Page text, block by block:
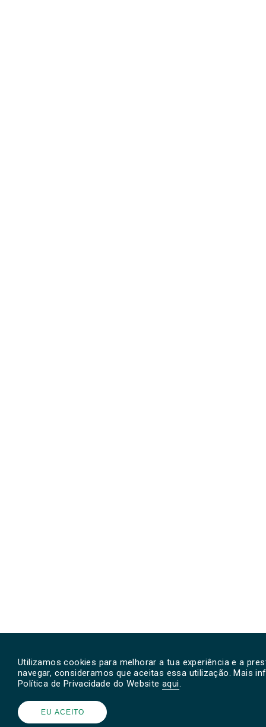
Utilizamos cookies para melhorar a tua experiência e a
navegar, consideramos que aceitas essa utilização. Mais
Política de Privacidade do Website aqui.
EU ACEITO